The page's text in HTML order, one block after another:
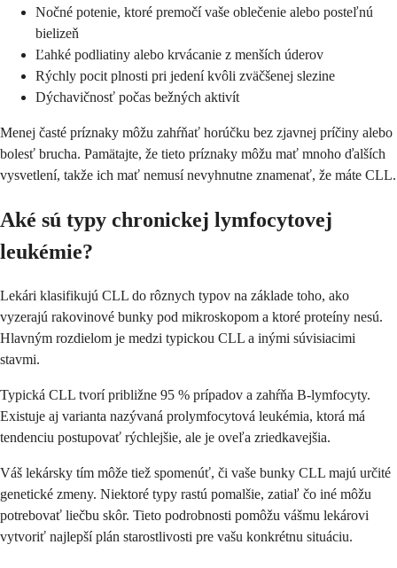
Nočné potenie, ktoré premočí vaše oblečenie alebo posteľnú
bielizeň
Ľahké podliatiny alebo krvácanie z menších úderov
Rýchly pocit plnosti pri jedení kvôli zväčšenej slezine
Dýchavičnosť počas bežných aktivít
Menej časté príznaky môžu zahŕňať horúčku bez zjavnej príčiny alebo
bolesť brucha. Pamätajte, že tieto príznaky môžu mať mnoho ďalších
vysvetlení, takže ich mať nemusí nevyhnutne znamenať, že máte CLL.
Aké sú typy chronickej lymfocytovej
leukémie?
Lekári klasifikujú CLL do rôznych typov na základe toho, ako
vyzerajú rakovinové bunky pod mikroskopom a ktoré proteíny nesú.
Hlavným rozdielom je medzi typickou CLL a inými súvisiacimi
stavmi.
Typická CLL tvorí približne 95 % prípadov a zahŕňa B-lymfocyty.
Existuje aj varianta nazývaná prolymfocytová leukémia, ktorá má
tendenciu postupovať rýchlejšie, ale je oveľa zriedkavejšia.
Váš lekársky tím môže tiež spomenúť, či vaše bunky CLL majú určité
genetické zmeny. Niektoré typy rastú pomalšie, zatiaľ čo iné môžu
potrebovať liečbu skôr. Tieto podrobnosti pomôžu vášmu lekárovi
vytvoriť najlepší plán starostlivosti pre vašu konkrétnu situáciu.